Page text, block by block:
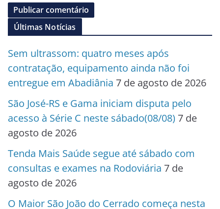
Últimas Notícias
Sem ultrassom: quatro meses após
contratação, equipamento ainda não foi
entregue em Abadiânia 7 de agosto de 2026
São José-RS e Gama iniciam disputa pelo
acesso à Série C neste sábado(08/08) 7 de
agosto de 2026
Tenda Mais Saúde segue até sábado com
consultas e exames na Rodoviária 7 de
agosto de 2026
O Maior São João do Cerrado começa nesta